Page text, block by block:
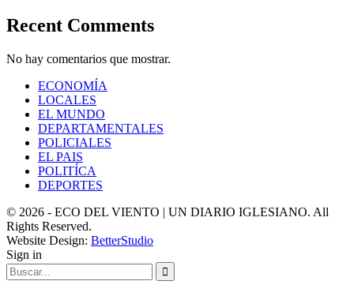
Recent Comments
No hay comentarios que mostrar.
ECONOMÍA
LOCALES
EL MUNDO
DEPARTAMENTALES
POLICIALES
EL PAIS
POLITÍCA
DEPORTES
© 2026 - ECO DEL VIENTO | UN DIARIO IGLESIANO. All
Rights Reserved.
Website Design: BetterStudio
Sign in